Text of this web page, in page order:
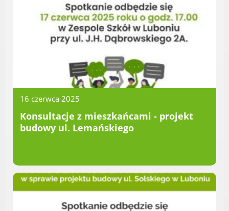
Radni Rady Miasta Luboń
Sesja Rady Miasta
Harmonogram dyżurów radnych
Komisje Rady Miasta Luboń
Terminarz spotkań komisji
Uchwały Rady Miasta Luboń
Młodzieżowa Rada Miasta Luboń
Rada Gospodarcza
Państwowy Fundusz Rehabilitacji Osób
Niepełnosprawnych
Zakład Ubezpieczeń Społecznych
16 czerwca 2025
Konsultacje z mieszkańcami - projekt
budowy ul. Lemańskiego